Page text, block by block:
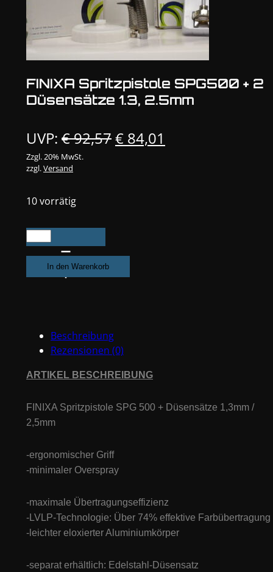
FINIXA Spritzpistole SPG500 + 2
Düsensätze 1.3, 2.5mm
UVP: €92,57Ursprünglicher
€ 84,01
Zzgl. 20% MwSt.
zzgl.Versand
10 vorrätig
FINIXA
Spritzpistole
SPG500
+
2.5mm
Menge
In den Warenkorb
Beschreibung
Rezensionen (0)
ARTIKEL BESCHREIBUNG
FINIXA Spritzpistole SPG 500 + Düsensätze 1,3mm /
2,5mm
-ergonomischer Griff
-minimaler Overspray
-maximale Übertragungseffizienz
-LVLP-Technologie: Über 74% effektive Farbübertragung
-leichter eloxierter Aluminiumkörper
-separat erhältlich: Edelstahl-Düsensatz